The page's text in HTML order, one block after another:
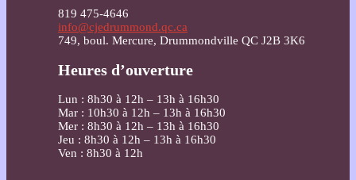
819 475-4646
info@cjedrummond.qc.ca
749, boul. Mercure, Drummondville QC J2B 3K6
Heures d’ouverture
Lun : 8h30 à 12h – 13h à 16h30
Mar : 10h30 à 12h – 13h à 16h30
Mer : 8h30 à 12h – 13h à 16h30
Jeu : 8h30 à 12h – 13h à 16h30
Ven : 8h30 à 12h